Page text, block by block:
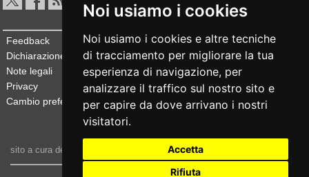
Noi usiamo i cookies
Noi usiamo i cookies e altre tecniche
di tracciamento per migliorare la tua
esperienza di navigazione, per
analizzare il traffico sul nostro sito e
per capire da dove arrivano i nostri
visitatori.
Accetta
Rifiuta
Feedback
Dichiarazione di accessibilità
Note legali
Privacy
Cambio preferenze cookie
sito a cura dell' Ufficio stampa e comunicazione